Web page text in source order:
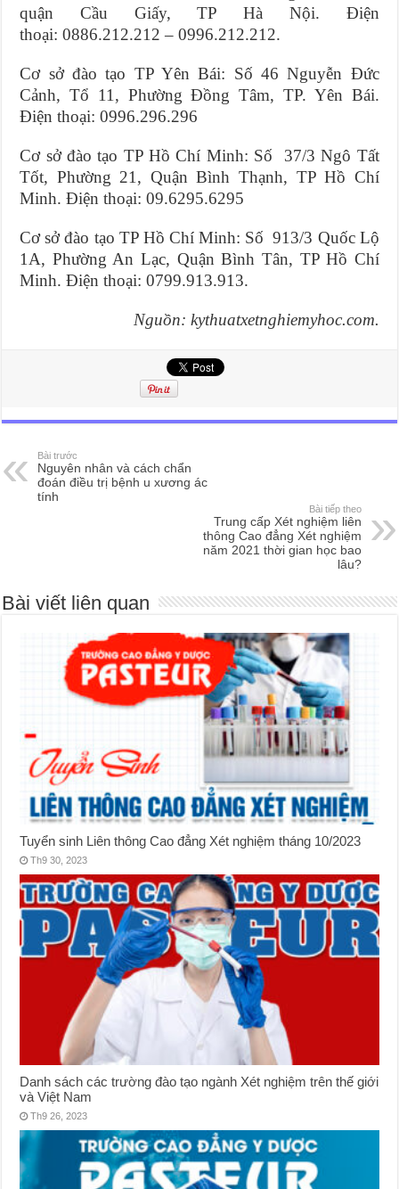
quận Cầu Giấy, TP Hà Nội. Điện
thoại: 0886.212.212 – 0996.212.212.
Cơ sở đào tạo TP Yên Bái: Số 46 Nguyễn Đức
Cảnh, Tổ 11, Phường Đồng Tâm, TP. Yên Bái.
Điện thoại: 0996.296.296
Cơ sở đào tạo TP Hồ Chí Minh: Số 37/3 Ngô Tất
Tốt, Phường 21, Quận Bình Thạnh, TP Hồ Chí
Minh. Điện thoại: 09.6295.6295
Cơ sở đào tạo TP Hồ Chí Minh: Số 913/3 Quốc Lộ
1A, Phường An Lạc, Quận Bình Tân, TP Hồ Chí
Minh. Điện thoại: 0799.913.913.
Nguồn: kythuatxetnghiemyhoc.com.
Bài trước
Nguyên nhân và cách chẩn
đoán điều trị bệnh u xương ác
tính
Bài tiếp theo
Trung cấp Xét nghiệm liên
thông Cao đẳng Xét nghiệm
năm 2021 thời gian học bao
lâu?
Bài viết liên quan
Tuyển sinh Liên thông Cao đẳng Xét nghiệm tháng 10/2023
Th9 30, 2023
Danh sách các trường đào tạo ngành Xét nghiệm trên thế giới
và Việt Nam
Th9 26, 2023